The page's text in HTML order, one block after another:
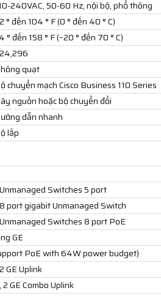
240VAC, 50-60 Hz, nội bộ, phổ thông
° đến 104 ° F (0 ° đến 40 ° C)
° đến 158 ° F (–20 ° đến 70 ° C)
quạt
chuyển mạch Cisco Business 110 Series
nguồn hoặc bộ chuyển đổi
dẫn nhanh
lắp
Switches 5 port
port gigabit Unmanaged Switch
Switches 8 port PoE
GE
PoE with 64W power budget)
GE Uplink
GE Combo Uplink